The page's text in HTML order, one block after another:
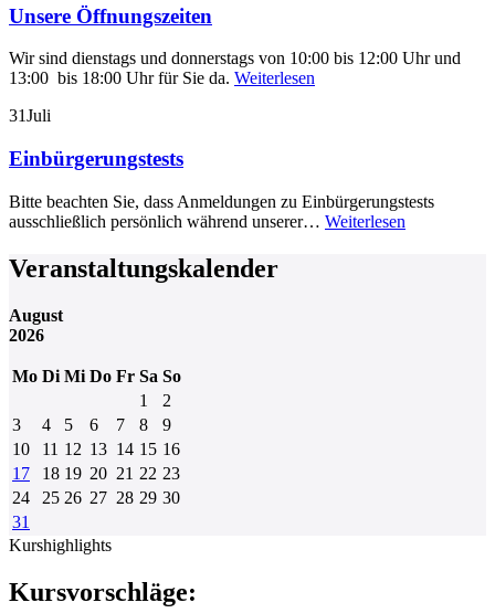
Unsere Öffnungszeiten
Wir sind dienstags und donnerstags von 10:00 bis 12:00 Uhr und
13:00 bis 18:00 Uhr für Sie da. Weiterlesen
31Juli
Einbürgerungstests
Bitte beachten Sie, dass Anmeldungen zu Einbürgerungstests
ausschließlich persönlich während unserer… Weiterlesen
Veranstaltungskalender
August
2026
Mo Di Mi Do Fr Sa So
1
2
3
4 5 6 7 8
9
10
11 12 13 14 15 16
17
18 19 20 21 22 23
24
25 26 27 28 29 30
31
Kurshighlights
Kursvorschläge: